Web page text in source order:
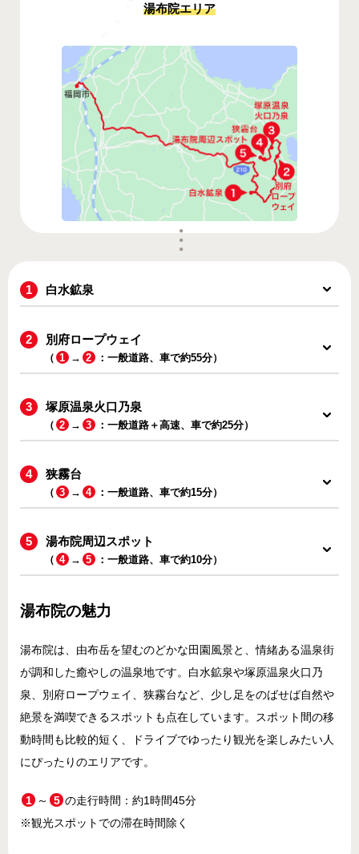
湯布院エリア
白水鉱泉
別府ロープウェイ
（ 1 → 2 ：一般道路、車で約55分）
塚原温泉火口乃泉
（ 2 → 3 ：一般道路＋高速、車で約25分）
狭霧台
（ 3 → 4 ：一般道路、車で約15分）
湯布院周辺スポット
（ 4 → 5 ：一般道路、車で約10分）
湯布院の魅力
湯布院は、由布岳を望むのどかな田園風景と、情緒ある温泉街
が調和した癒やしの温泉地です。白水鉱泉や塚原温泉火口乃
泉、別府ロープウェイ、狭霧台など、少し足をのばせば自然や
絶景を満喫できるスポットも点在しています。スポット間の移
動時間も比較的短く、ドライブでゆったり観光を楽しみたい人
にぴったりのエリアです。
1 ～ 5 の走行時間：約1時間45分
※観光スポットでの滞在時間除く